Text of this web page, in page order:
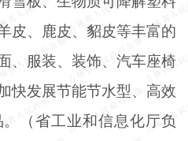
皮、鹿皮、貂皮等丰富的
、服装、装饰、汽车座椅
快发展节能节水型、高效
（省工业和信息化厅负